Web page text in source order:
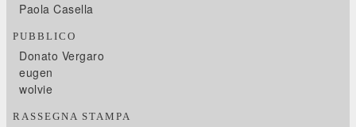
Paola Casella
PUBBLICO
Donato Vergaro
eugen
wolvie
RASSEGNA STAMPA